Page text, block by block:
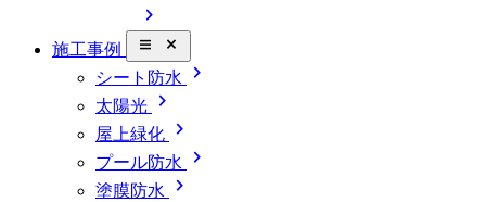
chevron_right
施工事例 close_small
シート防水 chevron_right
太陽光 chevron_right
屋上緑化 chevron_right
プール防水 chevron_right
塗膜防水 chevron_right